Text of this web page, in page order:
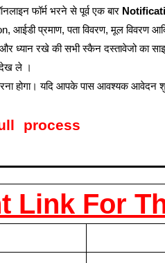
फॉर्म भरने से पूर्व एक बार
प्रमाण, पता विवरण, मूल विवरण
ध्यान रखे की सभी स्कैन दस्तावेजो का
देख ले ।
यदि आपके पास आवश्यक आवेदन शुल्क
process
Link For